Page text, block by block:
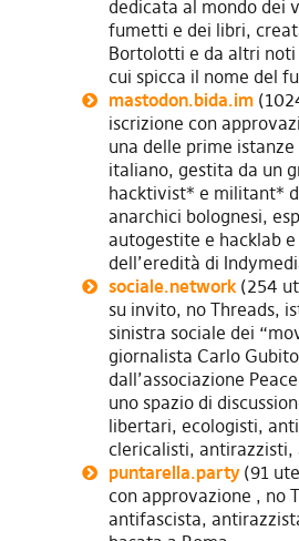
dedicata al mondo dei
fumetti e dei libri,
Bortolotti e da altri
cui spicca il nome del
mastodon.bida.im
iscrizione con
una delle prime
italiano, gestita da un
hacktivist* e militant*
anarchici bolognesi,
autogestite e hacklab
dell’eredità di
sociale.network(254
su invito, no Threads,
sinistra sociale dei
giornalista Carlo
dall’associazione
uno spazio di
libertari, ecologisti,
clericalisti, antirazzisti,
puntarella.party(91
con approvazione , no
antifascista,